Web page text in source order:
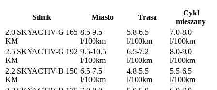
Silnik Miasto Trasa
Cykl
mieszany
2.0 SKYACTIV-G 165
KM
8.5-9.5
l/100km
5.8-6.5
l/100km
7.0-8.0
l/100km
2.5 SKYACTIV-G 192
KM
9.5-10.5
l/100km
6.5-7.2
l/100km
8.0-9.0
l/100km
2.2 SKYACTIV-D 150
KM
6.5-7.5
l/100km
4.8-5.5
l/100km
5.5-6.5
l/100km